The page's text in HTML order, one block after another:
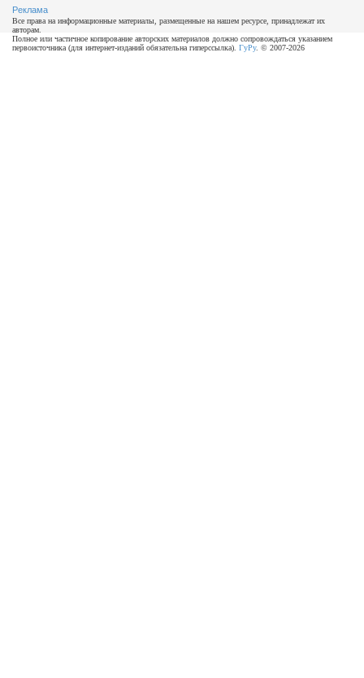
Реклама
Все права на информационные материалы, размещенные на нашем ресурсе, принадлежат их
авторам.
Полное или частичное копирование авторских материалов должно сопровождаться указанием
первоисточника (для интернет-изданий обязательна гиперссылка). ГуРу. © 2007-2026